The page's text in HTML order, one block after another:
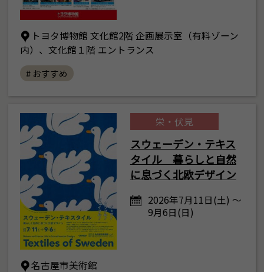
トヨタ博物館 文化館2階 企画展示室（有料ゾーン
内）、文化館１階 エントランス
# おすすめ
栄・伏見
スウェーデン・テキス
タイル 暮らしと自然
に息づく北欧デザイン
2026年7月11日(土) ～
9月6日(日)
名古屋市美術館